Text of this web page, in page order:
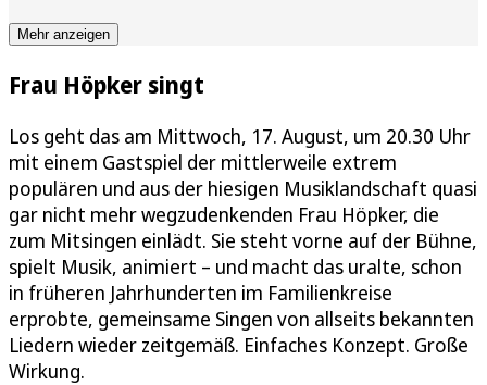
Mehr anzeigen
Frau Höpker singt
Los geht das am Mittwoch, 17. August, um 20.30 Uhr
mit einem Gastspiel der mittlerweile extrem
populären und aus der hiesigen Musiklandschaft quasi
gar nicht mehr wegzudenkenden Frau Höpker, die
zum Mitsingen einlädt. Sie steht vorne auf der Bühne,
spielt Musik, animiert – und macht das uralte, schon
in früheren Jahrhunderten im Familienkreise
erprobte, gemeinsame Singen von allseits bekannten
Liedern wieder zeitgemäß. Einfaches Konzept. Große
Wirkung.